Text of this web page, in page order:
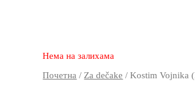
Нема на залихама
Почетна / Za dečake / Kostim Vojnika